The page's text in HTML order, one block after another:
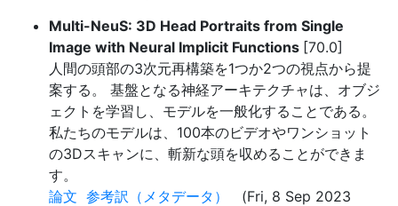
Multi-NeuS: 3D Head Portraits from Single
Image with Neural Implicit Functions [70.0]
人間の頭部の3次元再構築を1つか2つの視点から提
案する。 基盤となる神経アーキテクチャは、オブジ
ェクトを学習し、モデルを一般化することである。
私たちのモデルは、100本のビデオやワンショット
の3Dスキャンに、斬新な頭を収めることができま
す。
論文 参考訳（メタデータ）
(Fri, 8 Sep 2023